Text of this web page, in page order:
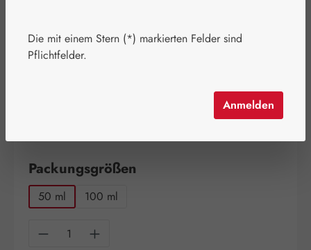
Regulärer Preis:
26,30 €
Inhalt:0.05 Liter
Schnell zuschlagen! Es sind nur noch wenige Artikel
Packungsgrößen
50 ml 100 ml
Produkt Anzahl: Gib den gewünschten
Die mit einem Stern (*) markierten Felder sind
Pflichtfelder.
Anmelden